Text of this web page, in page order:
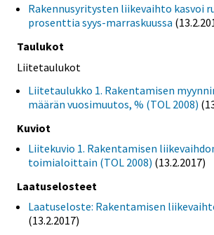
Rakennusyritysten liikevaihto kasvoi
prosenttia syys-marraskuussa
Taulukot
Liitetaulukot
Liitetaulukko 1. Rakentamisen
määrän vuosimuutos, % (TOL 2008)
Kuviot
Liitekuvio 1. Rakentamisen
toimialoittain (TOL 2008) (13.2.2017)
Laatuselosteet
Laatuseloste: Rakentamisen
(13.2.2017)